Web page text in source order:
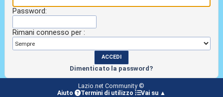
Password:
Rimani connesso per :
Dimenticato la password?
Lazio.net Community ©
Aiuto
Termini di utilizzo Vai su ▲